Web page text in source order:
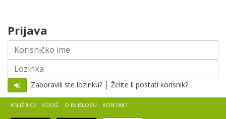
KNJIŽNICE VODIČ O IBIBLOSU KONTAKT
Prijava
Korisničko
ime
Lozinka
Zaboravili ste lozinku? | Želite li postati korisnik?